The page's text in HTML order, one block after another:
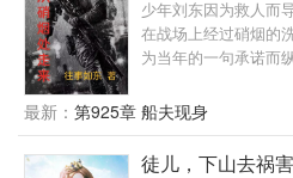
圈迎来换血大清洗！
“这位……怕是手眼通
及：“查不到，比查得
异：“宝贝，你霸霸究
少年刘东因为救人而
在战场上经过硝烟的
为当年的一句承诺而
最新： 第925章 船夫现身
徒儿，下山去祸